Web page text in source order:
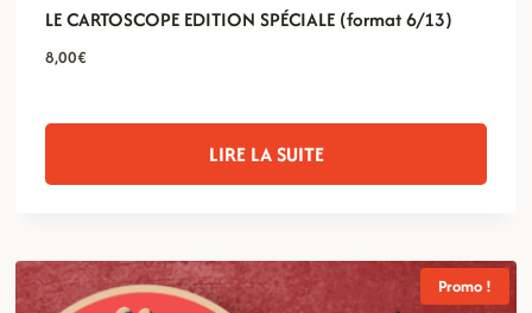
LE CARTOSCOPE EDITION SPÉCIALE (format 6/13)
8,00€
LIRE LA SUITE
Promo !